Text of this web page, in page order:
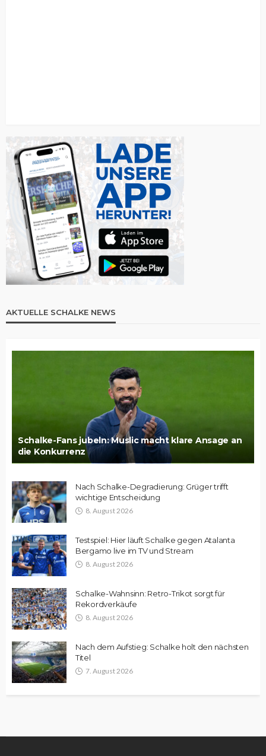
AKTUELLE SCHALKE NEWS
Schalke-Fans jubeln: Muslic macht klare Ansage an
die Konkurrenz
Nach Schalke-Degradierung: Grüger trifft
wichtige Entscheidung
8. August 2026
Testspiel: Hier läuft Schalke gegen Atalanta
Bergamo live im TV und Stream
8. August 2026
Schalke-Wahnsinn: Retro-Trikot sorgt für
Rekordverkäufe
8. August 2026
Nach dem Aufstieg: Schalke holt den nächsten
Titel
7. August 2026